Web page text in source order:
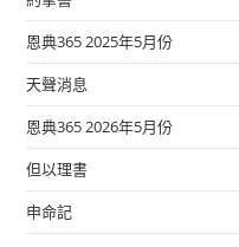
恩典365 2025年5月份
天聲消息
恩典365 2026年5月份
但以理書
申命記